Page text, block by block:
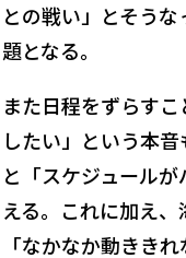
との戦い」とそう
題となる。
また日程をずらす
したい」という本
と「スケジュール
える。これに加え
「なかなか動きき